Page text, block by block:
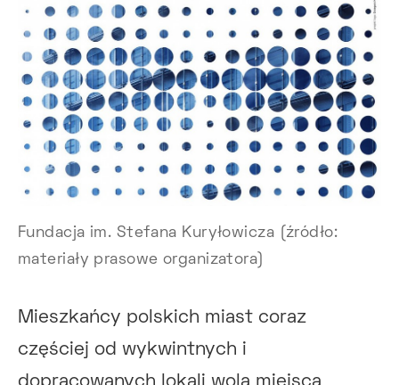
Fundacja im. Stefana Kuryłowicza (źródło:
materiały prasowe organizatora)
Mieszkańcy polskich miast coraz
częściej od wykwintnych i